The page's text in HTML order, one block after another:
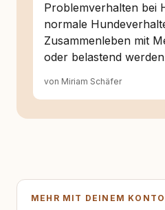
Problemverhalten bei
normale
Zusammenleben mit
oder belastend
von Miriam Schäfer
MEHR MIT DEINEM KONTO